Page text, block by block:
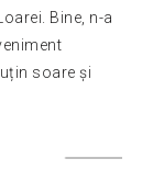
Bine, n-a
soare și